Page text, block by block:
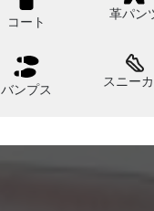
コート
革パン
バンプス
スニー